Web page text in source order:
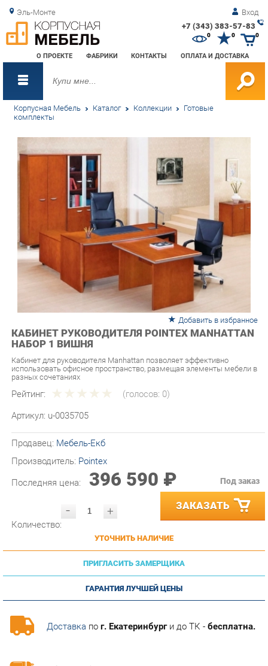
Эль-Монте Вход
+7 (343) 383-57-83
О ПРОЕКТЕ ФАБРИКИ КОНТАКТЫ ОПЛАТА И ДОСТАВКА
0 0
Корпусная Мебель Каталог Коллекции Готовые
комплекты
Добавить в избранное
КАБИНЕТ РУКОВОДИТЕЛЯ POINTEX MANHATTAN
НАБОР 1 ВИШНЯ
Кабинет для руководителя Manhattan позволяет эффективно
разных сочетаниях
Рейтинг:
Артикул: u-0035705
Производитель:Pointex
Последняя цена: 396 590 ₽
- ЗАКАЗАТЬ
УТОЧНИТЬ НАЛИЧИЕ
ПРИГЛАСИТЬ ЗАМЕРЩИКА
ГАРАНТИЯ ЛУЧШЕЙ ЦЕНЫ
Доставкапог. Екатеринбурги до ТК -бесплатна.